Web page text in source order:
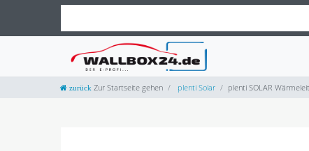
Zur Startseite gehen plenti Solar plenti SOLAR